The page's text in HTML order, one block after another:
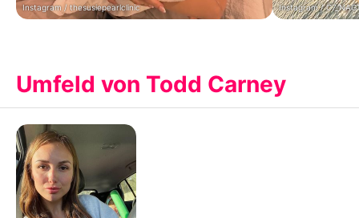
Instagram / thesusiepearlclinic Instagram /
Umfeld von Todd Carney